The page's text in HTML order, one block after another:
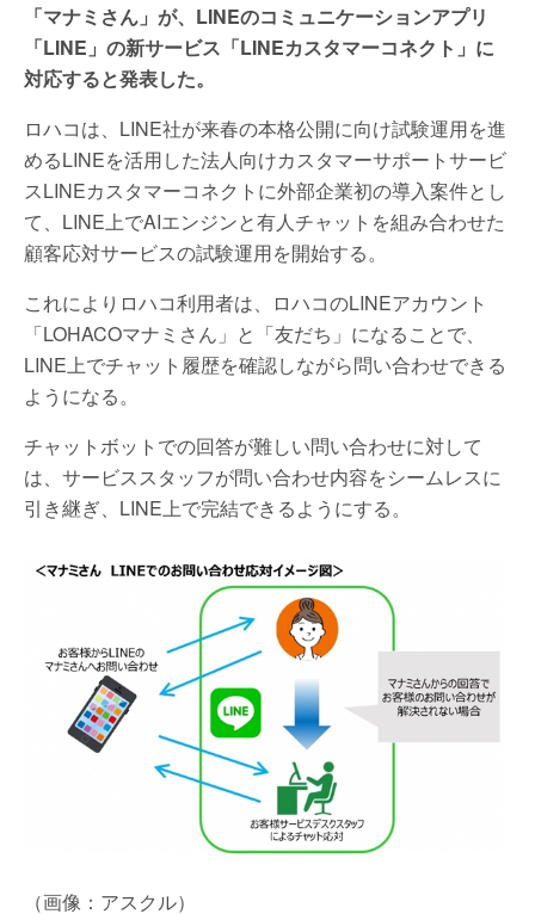
「マナミさん」が、LINEのコミュニケーションアプリ
「LINE」の新サービス「LINEカスタマーコネクト」に
対応すると発表した。
ロハコは、LINE社が来春の本格公開に向け試験運用を進
めるLINEを活用した法人向けカスタマーサポートサービ
スLINEカスタマーコネクトに外部企業初の導入案件とし
て、LINE上でAIエンジンと有人チャットを組み合わせた
顧客応対サービスの試験運用を開始する。
これによりロハコ利用者は、ロハコのLINEアカウント
「LOHACOマナミさん」と「友だち」になることで、
LINE上でチャット履歴を確認しながら問い合わせできる
ようになる。
チャットボットでの回答が難しい問い合わせに対して
は、サービススタッフが問い合わせ内容をシームレスに
引き継ぎ、LINE上で完結できるようにする。
（画像：アスクル）